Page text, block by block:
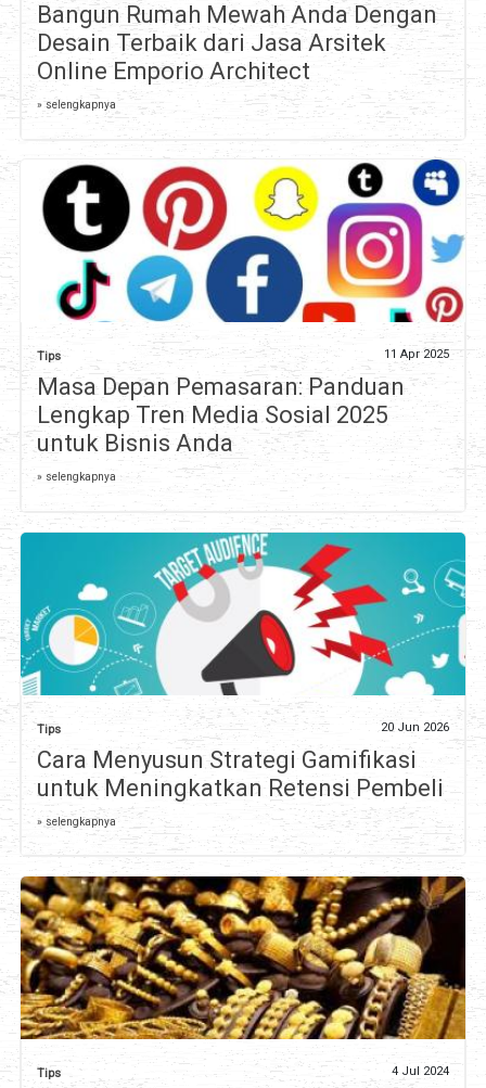
Bangun Rumah Mewah Anda Dengan
Desain Terbaik dari Jasa Arsitek
Online Emporio Architect
» selengkapnya
Tips 11 Apr 2025
Masa Depan Pemasaran: Panduan
Lengkap Tren Media Sosial 2025
untuk Bisnis Anda
» selengkapnya
Tips 20 Jun 2026
Cara Menyusun Strategi Gamifikasi
untuk Meningkatkan Retensi Pembeli
» selengkapnya
Tips 4 Jul 2024